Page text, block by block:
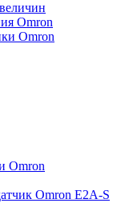
Omron
Omron
Omron
Omron E2A-S